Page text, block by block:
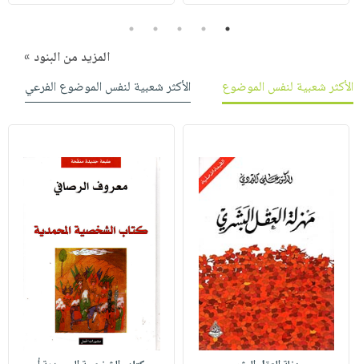
1
2
3
4
5
المزيد من البنود »
الأكثر شعبية لنفس الموضوع
الأكثر شعبية لنفس الموضوع الفرعي